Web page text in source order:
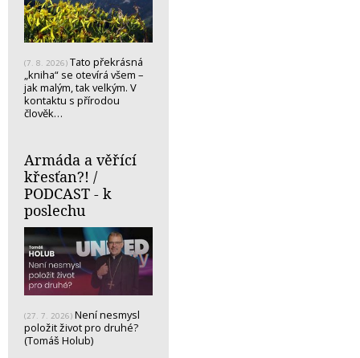
(7. 8. 2026) Tato překrásná
„kniha“ se otevírá všem –
jak malým, tak velkým. V
kontaktu s přírodou
člověk…
Armáda a věřící
křesťan?! /
PODCAST - k
poslechu
(27. 7. 2026) Není nesmysl
položit život pro druhé?
(Tomáš Holub)